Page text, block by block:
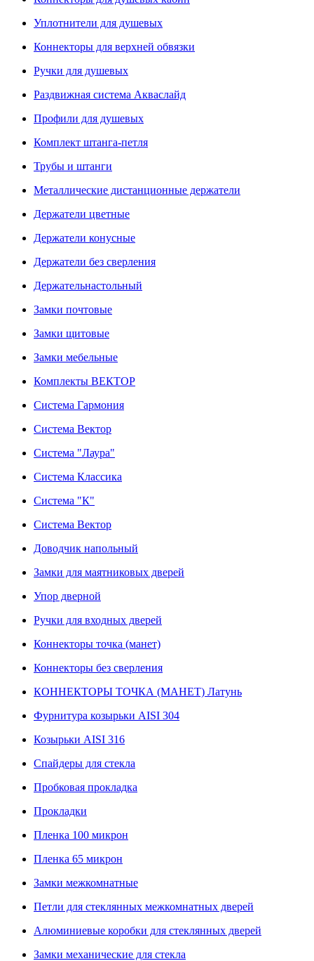
Уплотнители для душевых
Коннекторы для верхней обвязки
Ручки для душевых
Раздвижная система Акваслайд
Профили для душевых
Комплект штанга-петля
Трубы и штанги
Металлические дистанционные держатели
Держатели цветные
Держатели конусные
Держатели без сверления
Держательнастольный
Замки почтовые
Замки щитовые
Замки мебельные
Комплекты ВЕКТОР
Система Гармония
Система Вектор
Система "Лаура"
Система Классика
Система "К"
Система Вектор
Доводчик напольный
Замки для маятниковых дверей
Упор дверной
Ручки для входных дверей
Коннекторы точка (манет)
Коннекторы без сверления
КОННЕКТОРЫ ТОЧКА (МАНЕТ) Латунь
Фурнитура козырьки AISI 304
Козырьки AISI 316
Спайдеры для стекла
Пробковая прокладка
Прокладки
Пленка 100 микрон
Пленка 65 микрон
Замки межкомнатные
Петли для стеклянных межкомнатных дверей
Алюминиевые коробки для стеклянных дверей
Замки механические для стекла